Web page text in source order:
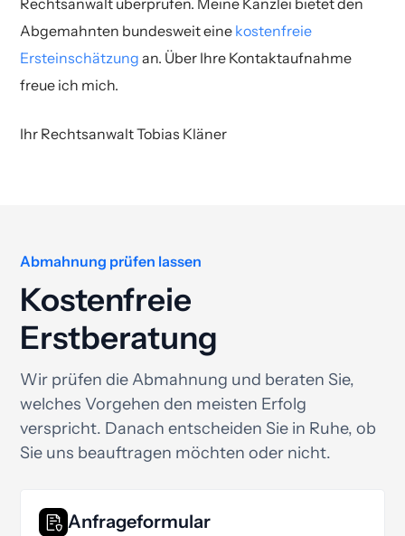
Rechtsanwalt überprüfen. Meine Kanzlei bietet den
Abgemahnten bundesweit eine kostenfreie
Ersteinschätzung an. Über Ihre Kontaktaufnahme
freue ich mich.
Ihr Rechtsanwalt Tobias Kläner
Abmahnung prüfen lassen
Kostenfreie
Erstberatung
Wir prüfen die Abmahnung und beraten Sie,
welches Vorgehen den meisten Erfolg
verspricht. Danach entscheiden Sie in Ruhe, ob
Sie uns beauftragen möchten oder nicht.
Anfrageformular